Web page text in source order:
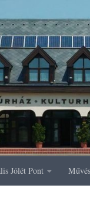
Jólét Pont